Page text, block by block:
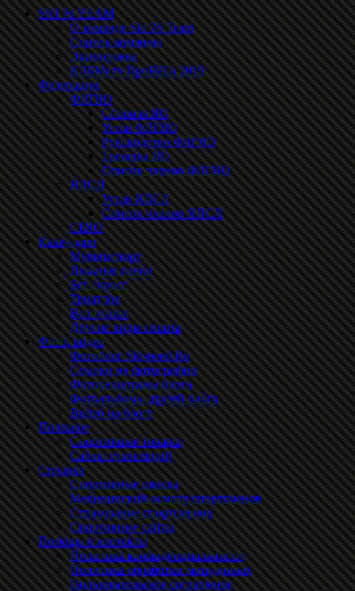
SKI 76 TEAM
О команде Ski 76 Team
Список команды
Экипировка
КЛБМатч ПроБЕГа 2019
Федерации
ФЛГЯО
Сборная ЯО
Устав ФЛГЯО
Руководство ФЛГЯО
Тренеры ЯО
Список членов ФЛГЯО
ЯЛСЛ
Устав ЯЛСЛ
Список членов ЯЛСЛ
СБЯО
Календари
Мультиспорт
Лыжные гонки
Бег / кросс
Триатлон
Велогонки
Другие виды спорта
Фото, видео
Фотоблог Skispeed.Ru
Ссылки на фотографии
Фоторепортажы блога
Фотоальбомы друзей блога
Видео на блоге
Полезное
Спортивные товары
Сайты трансляций
Справка
Спортивные школы
Медицинский осмотр спортсменов
Страхование спортсменов
Спортивные сайты
Помощь и контакты
Политика конфиденциальности
Политика обработки метаданных
Пользовательское соглашение